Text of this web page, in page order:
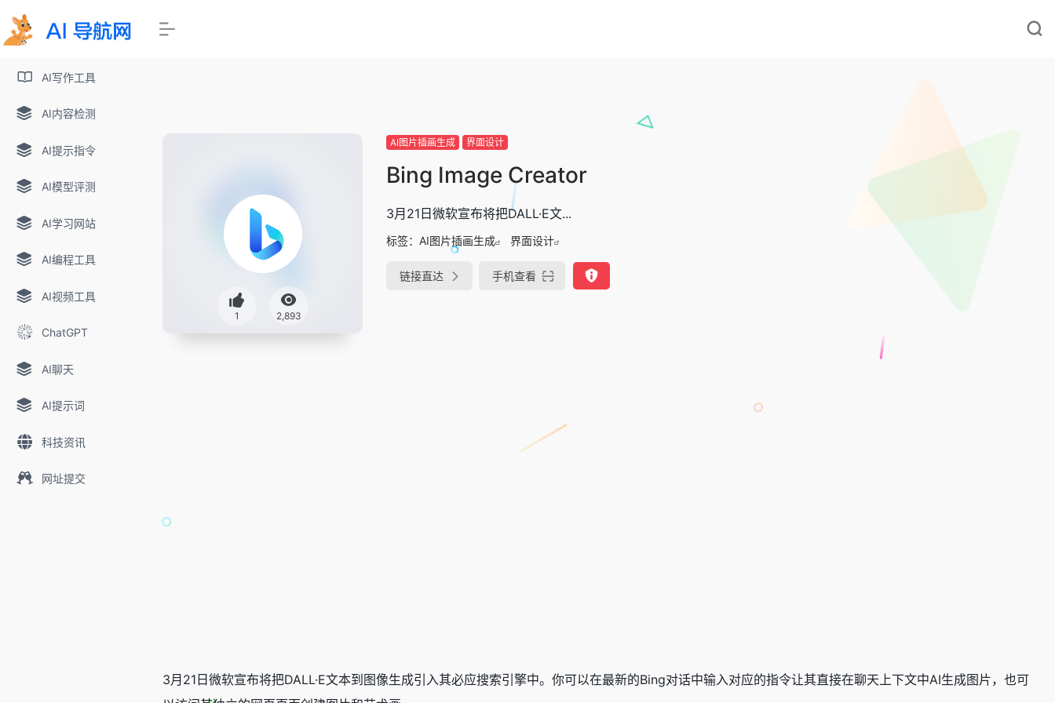
AI写作工具
AI内容检测
AI提示指令
AI模型评测
AI学习网站
AI编程工具
AI视频工具
ChatGPT
AI聊天
AI提示词
科技资讯
网址提交
1 2,893
AI图片插画生成 界面设计
Bing Image Creator
3月21日微软宣布将把DALL·E文...
标签： AI图片插画生成 界面设计
链接直达 手机查看
3月21日微软宣布将把DALL·E文本到图像生成引入其必应搜索引擎中。你可以在最新的Bing对话中输入对应的指令让其直接在聊天上下文中AI生成图片，也可